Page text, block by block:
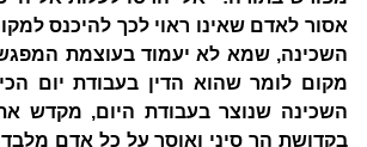
אסור לאדם שאינו ראוי לכך להיכנס
השכינה, שמא לא יעמוד בעוצמת
מקום לומר שהוא הדין בעבודת יום
השכינה שנוצר בעבודת היום, מקדש
בקדושת הר סיני ואוסר על כל אדם